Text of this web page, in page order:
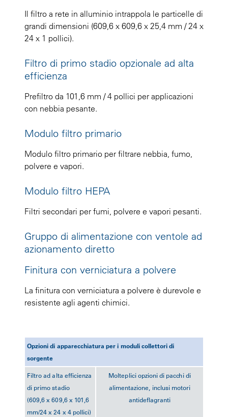
Il filtro a rete in alluminio intrappola le particelle di
grandi dimensioni (609,6 x 609,6 x 25,4 mm / 24 x
24 x 1 pollici).
Filtro di primo stadio opzionale ad alta
efficienza
Prefiltro da 101,6 mm / 4 pollici per applicazioni
con nebbia pesante.
Modulo filtro primario
Modulo filtro primario per filtrare nebbia, fumo,
polvere e vapori.
Modulo filtro HEPA
Filtri secondari per fumi, polvere e vapori pesanti.
Gruppo di alimentazione con ventole ad
azionamento diretto
Finitura con verniciatura a polvere
La finitura con verniciatura a polvere è durevole e
resistente agli agenti chimici.
Opzioni di apparecchiatura per i moduli collettori di
sorgente
Filtro ad alta efficienza
di primo stadio
(609,6 x 609,6 x 101,6
mm/24 x 24 x 4 pollici)
Molteplici opzioni di pacchi di
alimentazione, inclusi motori
antideflagranti